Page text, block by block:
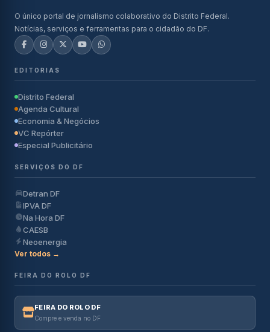
O único portal de jornalismo colaborativo do Distrito Federal.
Notícias, serviços e ferramentas para o cidadão do DF.
EDITORIAS
Distrito Federal
Agenda Cultural
Economia & Negócios
VC Repórter
Especial Publicitário
SERVIÇOS DO DF
Detran DF
IPVA DF
Na Hora DF
CAESB
Neoenergia
Ver todos →
FEIRA DO ROLO DF
FEIRA DO ROLO DF
Compre e venda no DF